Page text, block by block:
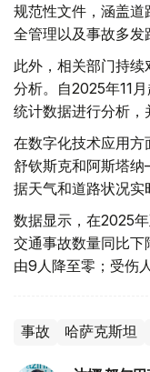
规范性文件，涵盖
全管理以及事故多发
此外，相关部门持
分析。自2025年11
统计数据进行分析，
在数字化技术应用
舒钦斯克和阿斯塔
据天气和道路状况实
数据显示，在2025
交通事故数量同比
由9人降至零；受伤
事故 哈萨克斯坦